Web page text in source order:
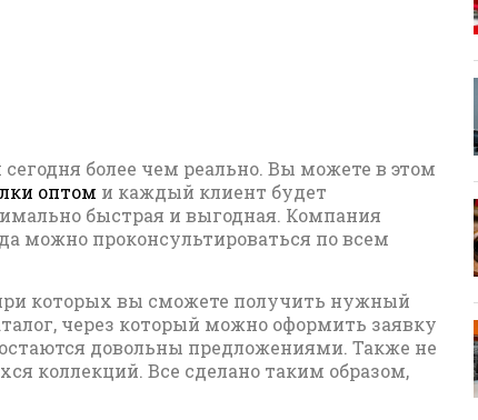
более чем реально. Вы можете в этом
оптом и каждый клиент будет
быстрая и выгодная. Компания
можно проконсультироваться по всем
которых вы сможете получить нужный
через который можно оформить заявку
довольны предложениями. Также не
коллекций. Все сделано таким образом,